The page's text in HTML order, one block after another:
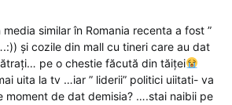
similar în Romania recenta a fost ”
și cozile din mall cu tineri care au dat
pe o chestie făcută din tăiței
uita la tv …iar ” liderii” politici uiitati- va
moment de dat demisia? ….stai naibii pe